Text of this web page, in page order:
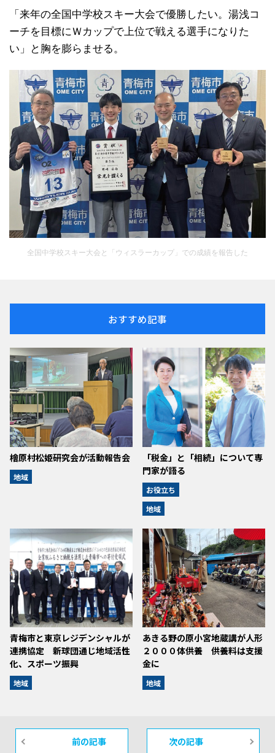
「来年の全国中学校スキー大会で優勝したい。湯浅コ
ーチを目標にＷカップで上位で戦える選手になりた
い」と胸を膨らませる。
全国中学校スキー大会と「ウィスラーカップ」での成績を報告した
おすすめ記事
檜原村松姫研究会が活動報告会
地域
「税金」と「相続」について専
門家が語る
お役立ち
地域
青梅市と東京レジデンシャルが
連携協定 新球団通じ地域活性
化、スポーツ振興
地域
あきる野の原小宮地蔵講が人形
２０００体供養 供養料は支援
金に
地域
前の記事 次の記事